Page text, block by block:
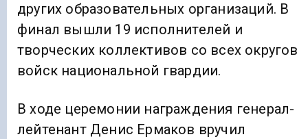
других образовательных организаций. В
финал вышли 19 исполнителей и
творческих коллективов со всех округов
войск национальной гвардии.
В ходе церемонии награждения генерал-
лейтенант Денис Ермаков вручил